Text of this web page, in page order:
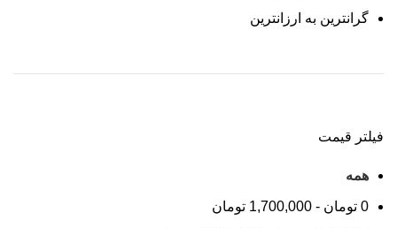
گرانترین به ارزانترین
فیلتر قیمت
همه
0 تومان -
1,700,000 تومان